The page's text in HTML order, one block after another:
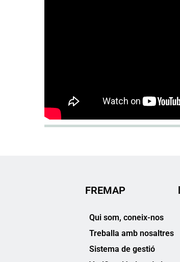
FREMAP
Qui som, coneix-nos
Treballa amb nosaltres
Sistema de gestió